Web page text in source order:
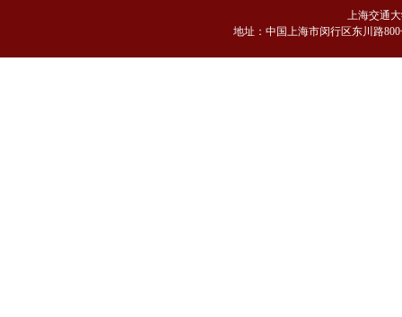
上海交通
地址：中国上海市闵行区东川路